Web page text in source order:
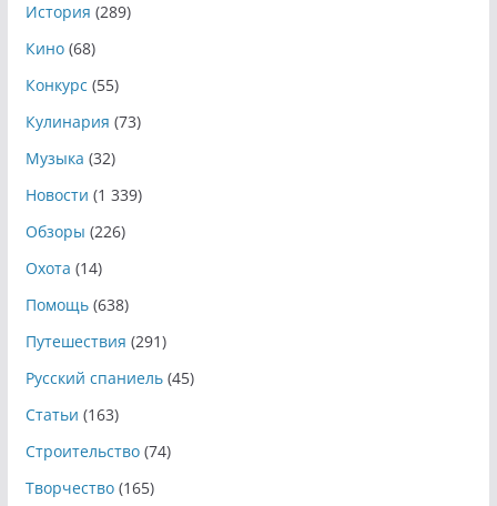
История (289)
Кино(68)
Конкурс (55)
Кулинария (73)
Музыка (32)
Новости (1 339)
Обзоры (226)
Охота (14)
Помощь(638)
Путешествия (291)
Русский спаниель(45)
Статьи (163)
Строительство(74)
Творчество(165)